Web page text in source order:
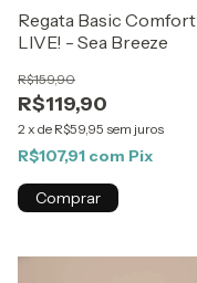
Regata Basic Comfort
LIVE! - Sea Breeze
R$119,90
R$159,90
2 x de R$59,95 sem juros
R$107,91 com Pix
Comprar